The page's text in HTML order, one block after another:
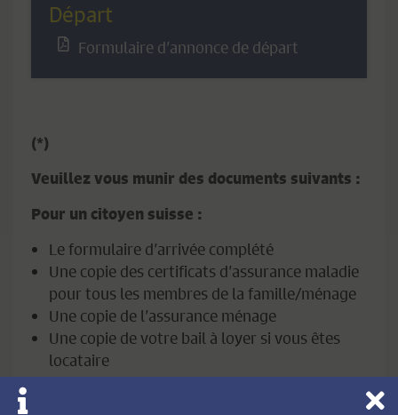
Départ
Formulaire d’annonce de départ
(*)
Veuillez vous munir des documents suivants :
Pour un citoyen suisse :
Le formulaire d’arrivée complété
Une copie des certificats d’assurance maladie
pour tous les membres de la famille/ménage
Une copie de l’assurance ménage
Une copie de votre bail à loyer si vous êtes
locataire
Une copie de votre dernier avis de taxation